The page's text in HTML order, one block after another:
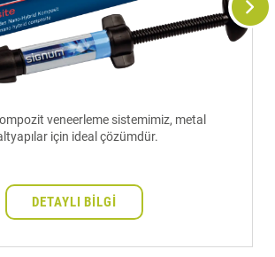
veneerleme sistemimiz, metal
için ideal çözümdür.
DETAYLI BILGI